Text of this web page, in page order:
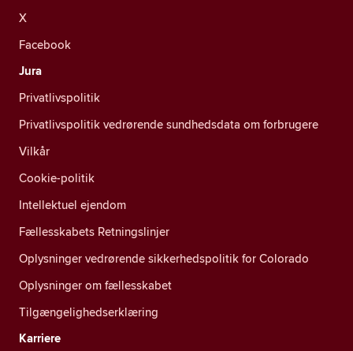
X
Facebook
Jura
Privatlivspolitik
Privatlivspolitik vedrørende sundhedsdata om forbrugere
Vilkår
Cookie-politik
Intellektuel ejendom
Fællesskabets Retningslinjer
Oplysninger vedrørende sikkerhedspolitik for Colorado
Oplysninger om fællesskabet
Tilgængelighedserklæring
Karriere